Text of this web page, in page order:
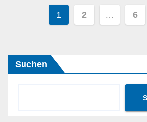
Weiterlesen
der
1 2 … 6
Suchen